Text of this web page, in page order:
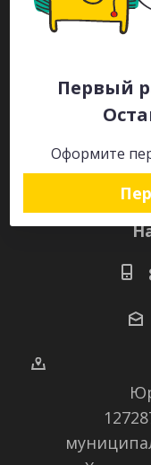
Первый
Оформите